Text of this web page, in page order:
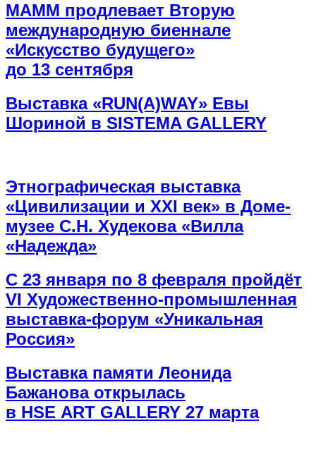
МАММ продлевает Вторую
международную биеннале
«Искусство будущего»
до 13 сентября
Выставка «RUN(A)WAY» Евы
Шориной в SISTEMA GALLERY
Этнографическая выставка
«Цивилизации и ХХI век» в Доме-
музее С.Н. Худекова «Вилла
«Надежда»
С 23 января по 8 февраля пройдёт
VI Художественно-промышленная
выставка-форум «Уникальная
Россия»
Выставка памяти Леонида
Бажанова открылась
в HSE ART GALLERY 27 марта